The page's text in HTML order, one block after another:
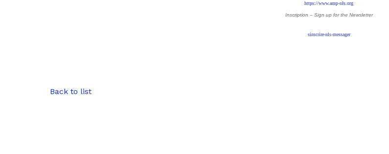
https://www.amp-nls.org
Inscription – Sign up for the Newsletter
sinscrire-nls-messager
Back to list